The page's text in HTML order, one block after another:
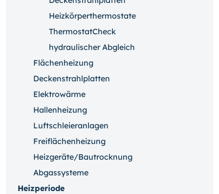
Heizkörperthermostate
ThermostatCheck
hydraulischer Abgleich
Flächenheizung
Deckenstrahlplatten
Elektrowärme
Hallenheizung
Luftschleieranlagen
Freiflächenheizung
Heizgeräte/Bautrocknung
Abgassysteme
Heizperiode